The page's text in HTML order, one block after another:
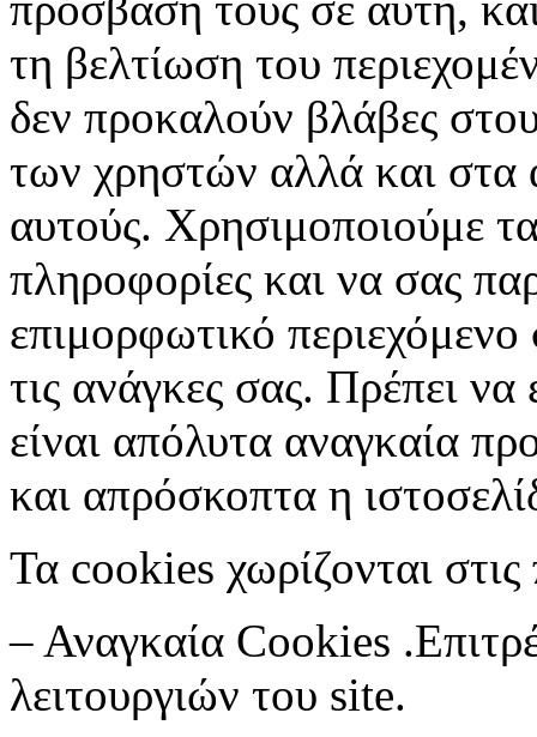
τη βελτίωση του
δεν προκαλούν βλάβες
των χρηστών αλλά και στα
αυτούς. Χρησιμοποιούμε
πληροφορίες και να σας
επιμορφωτικό
τις ανάγκες σας. Πρέπει
είναι απόλυτα αναγκαία
και απρόσκοπτα η
Τα cookies χωρίζονται
– Αναγκαία Cookies
λειτουργιών του site.